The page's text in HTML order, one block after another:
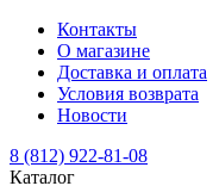
Контакты
О магазине
Доставка и оплата
Условия возврата
Новости
8 (812) 922-81-08
Каталог